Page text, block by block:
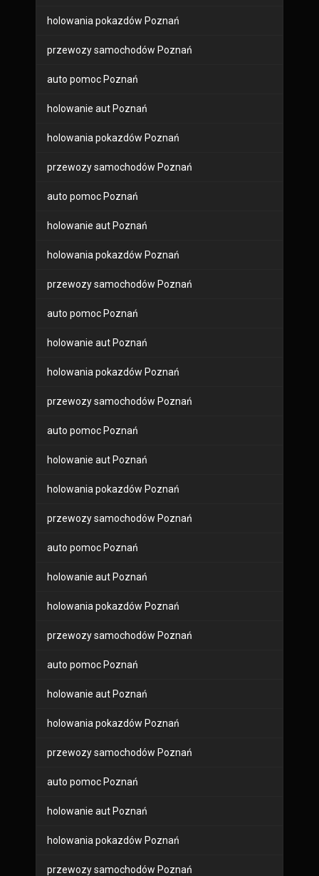
holowania pokazdów Poznań
przewozy samochodów Poznań
auto pomoc Poznań
holowanie aut Poznań
holowania pokazdów Poznań
przewozy samochodów Poznań
auto pomoc Poznań
holowanie aut Poznań
holowania pokazdów Poznań
przewozy samochodów Poznań
auto pomoc Poznań
holowanie aut Poznań
holowania pokazdów Poznań
przewozy samochodów Poznań
auto pomoc Poznań
holowanie aut Poznań
holowania pokazdów Poznań
przewozy samochodów Poznań
auto pomoc Poznań
holowanie aut Poznań
holowania pokazdów Poznań
przewozy samochodów Poznań
auto pomoc Poznań
holowanie aut Poznań
holowania pokazdów Poznań
przewozy samochodów Poznań
auto pomoc Poznań
holowanie aut Poznań
holowania pokazdów Poznań
przewozy samochodów Poznań